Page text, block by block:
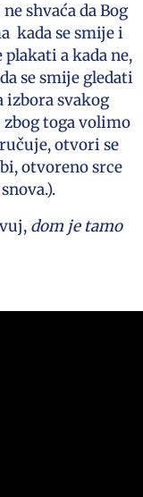
shvaća da Bog
kada se smije i
a kada ne,
se smije gledati
izbora svakog
zbog toga volimo
otvori se
otvoreno srce
dom je tamo